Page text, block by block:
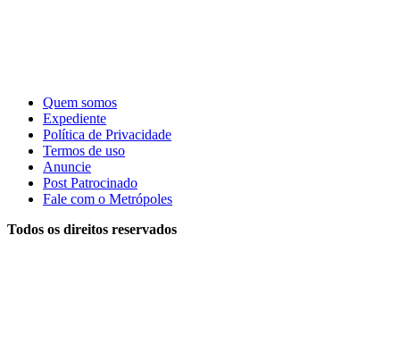
Quem somos
Expediente
Política de Privacidade
Termos de uso
Anuncie
Post Patrocinado
Fale com o Metrópoles
Todos os direitos reservados